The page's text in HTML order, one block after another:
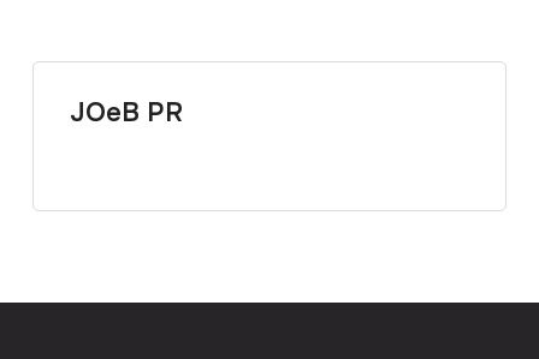
JOeB PR